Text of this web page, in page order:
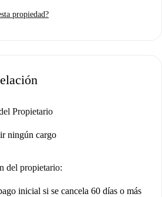
propiedad?
Propietario
ningún cargo
del propietario:
inicial si se cancela 60 días o más